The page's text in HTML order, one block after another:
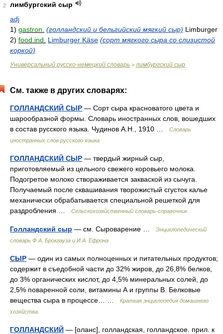
2
лимбургский сыр
adj
1) gastron. (голландский и бельгийский мягкий сыр) Limburger
2) food.ind. Limburger Käse (сорт мягкого сыра со слизистой
коркой)
Универсальный русско-немецкий словарь > лимбургский сыр
См. также в других словарях:
ГОЛЛАНДСКИЙ СЫР — Сорт сыра красноватого цвета и
шарообразной формы. Словарь иностранных слов, вошедших
в состав русского языка. Чудинов А.Н., 1910 …
Словарь
иностранных слов русского языка
ГОЛЛАНДСКИЙ СЫР — твердый жирный сыр,
приготовляемый из цельного свежего коровьего молока.
Подогретое молоко створаживается закваской из сычуга.
Получаемый после сквашивания творожистый сгусток калье
механически обрабатывается специальной решеткой для
раздробления …
Сельскохозяйственный словарь-справочник
Голландский сыр — см. Сыроварение …
Энциклопедический
словарь Ф.А. Брокгауза и И.А. Ефрона
СЫР — один из самых полноценных и питательных продуктов;
содержит в съедобной части до 32% жиров, до 26,8% белков,
до 3% органических кислот, до 4,5% минеральных солей, до
2,5% поваренной соли, витамины А и группы В. Белковые
вещества сыра в процессе… …
Краткая энциклопедия домашнего
хозяйства
ГОЛЛАНДСКИЙ — [оланс], голландская, голландское. прил. к